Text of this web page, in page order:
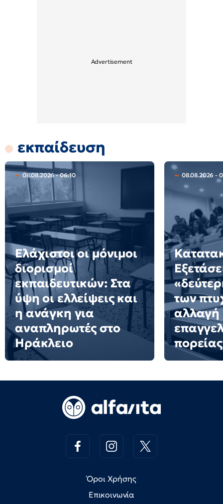
εκπαίδευση
08.08.2026 - 06:10
Ελάχιστοι οι μόνιμοι
διορισμοί
εκπαιδευτικών: Στα
ύψη οι ελλείψεις και
η ανάγκη για
αναπληρωτές στο
Ηράκλειο
08.08.2026 -
των
αλλαγή
πορείας
Όροι Χρήσης
Επικοινωνία